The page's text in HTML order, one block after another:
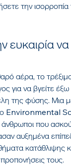
την
ευκαιρία
αέρα, το
για να βγείτε
της φύσης. Μια
Environmental
άνθρωποι που
αυξημένα
κατάθλιψης
τους.